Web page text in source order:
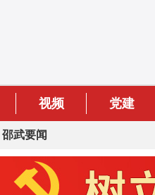
视频 党建
邵武要闻